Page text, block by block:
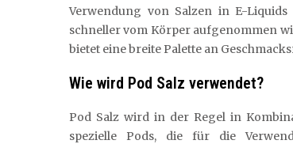
Verwendung von Salzen in E-
schneller vom Körper aufgenommen
bietet eine breite Palette an
Wie wird Pod Salz verwendet?
Pod Salz wird in der Regel in
spezielle Pods, die für die